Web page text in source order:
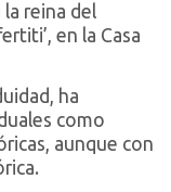
reina del
en la Casa
ha
como
aunque con